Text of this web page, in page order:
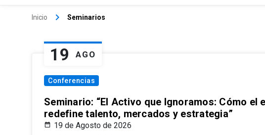
Inicio keyboard_arrow_right Seminarios
19 AGO
Conferencias
Seminario: “El Activo que Ignoramos: Cómo el
redefine talento, mercados y estrategia”
19 de Agosto de 2026